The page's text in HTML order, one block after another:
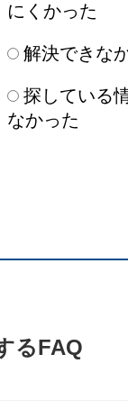
にくかった
解決できな
探している
なかった
るFAQ